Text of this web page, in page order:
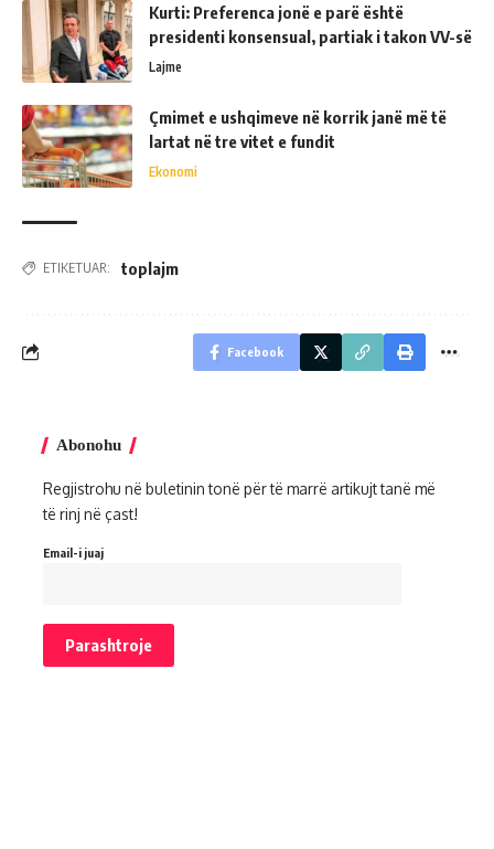
Kurti: Preferenca jonë e parë është
presidenti konsensual, partiak i takon VV-së
Lajme
Çmimet e ushqimeve në korrik janë më të
lartat në tre vitet e fundit
Ekonomi
ETIKETUAR: toplajm
Facebook
Abonohu
Regjistrohu në buletinin tonë për të marrë artikujt tanë më
të rinj në çast!
Email-i juaj